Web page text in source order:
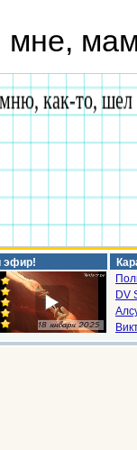
мне,
эфир!
DV